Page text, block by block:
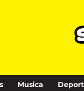
Musica